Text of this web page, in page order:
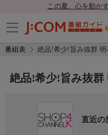
この夏、心を動か
番組表 絶品!希少!旨み抜群 明
絶品!希少!旨み抜群
直近の